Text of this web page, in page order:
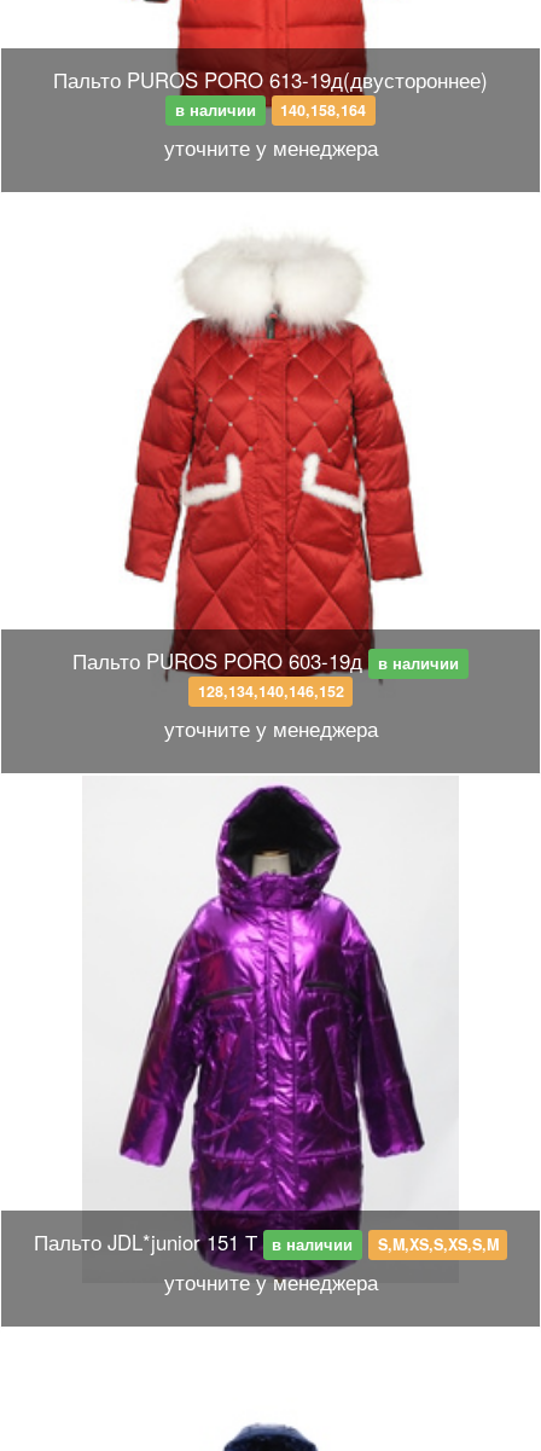
Пальто PUROS PORO 613-19д(двустороннее)
в наличии 140,158,164
уточните у менеджера
Пальто PUROS PORO 603-19д
в наличии
128,134,140,146,152
уточните у менеджера
Пальто JDL*junior 151 Т в наличии S,M,XS,S,XS,S,M
уточните у менеджера